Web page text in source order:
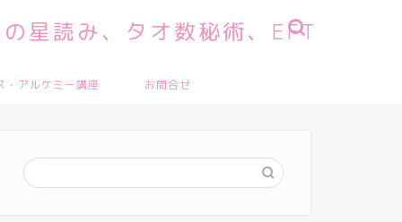
星読み、タオ数秘術、EFT
・アルケミー講座 お問合せ